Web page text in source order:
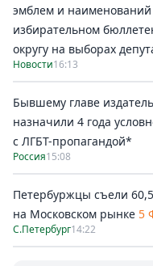
эмблем и
избирательном
округу на выборах
Новости16:13
Бывшему главе
назначили 4 года
с ЛГБТ-пропагандой*
Россия15:08
Петербуржцы съели
на Московском рынке 5
С.Петербург14:22